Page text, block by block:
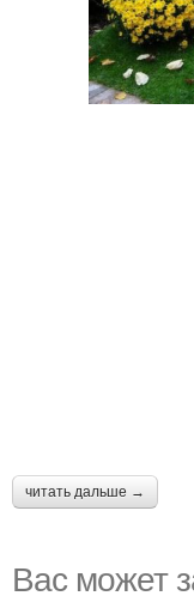
читать дальше →
Вас может